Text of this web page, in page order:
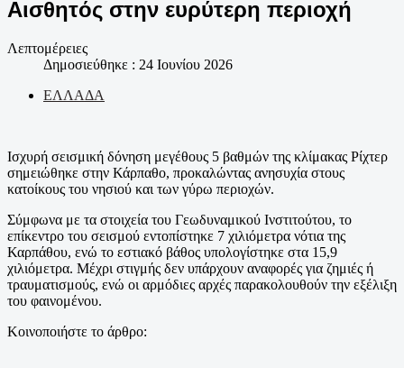
Αισθητός στην ευρύτερη περιοχή
Λεπτομέρειες
Δημοσιεύθηκε : 24 Ιουνίου 2026
ΕΛΛΑΔΑ
Ισχυρή σεισμική δόνηση μεγέθους 5 βαθμών της κλίμακας Ρίχτερ
σημειώθηκε στην Κάρπαθο, προκαλώντας ανησυχία στους
κατοίκους του νησιού και των γύρω περιοχών.
Σύμφωνα με τα στοιχεία του Γεωδυναμικού Ινστιτούτου, το
επίκεντρο του σεισμού εντοπίστηκε 7 χιλιόμετρα νότια της
Καρπάθου, ενώ το εστιακό βάθος υπολογίστηκε στα 15,9
χιλιόμετρα. Μέχρι στιγμής δεν υπάρχουν αναφορές για ζημιές ή
τραυματισμούς, ενώ οι αρμόδιες αρχές παρακολουθούν την εξέλιξη
του φαινομένου.
Κοινοποιήστε το άρθρο: